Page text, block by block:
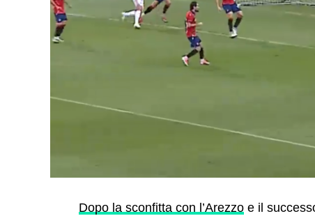
Dopo la sconfitta con l’Arezzo e il